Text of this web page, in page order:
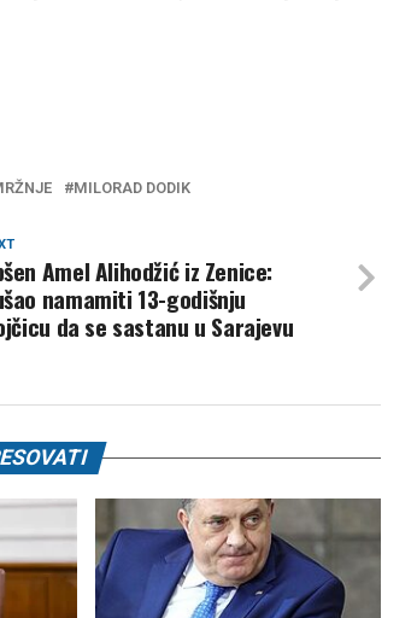
MILORAD DODIK
Amel Alihodžić iz Zenice:
namamiti 13-godišnju
da se sastanu u Sarajevu